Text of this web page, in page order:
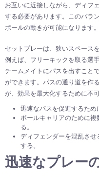
お互いに近接しながら、ディフ
する必要があります。このバラ
ボールの動きが可能になります。
セットプレーは、狭いスペース
例えば、フリーキックを取る選
チームメイトにパスを出すこと
ができます。パスの通り道を作
が、効果を最大化するために不可
迅速なパスを促進するため
ボールキャリアのために
る。
ディフェンダーを混乱さ
する。
迅速なプレー